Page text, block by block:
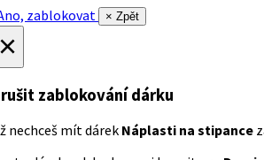
zablokovat
× Zpět
zablokování dárku
nechceš mít dárek Náplasti na stipance